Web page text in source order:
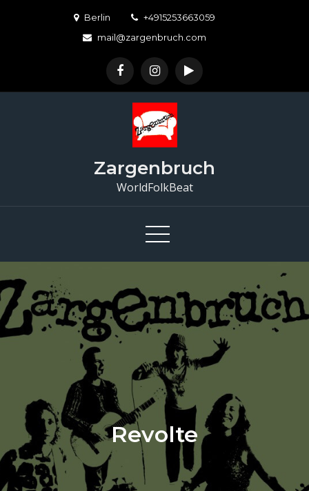
Berlin
+4915253663059
mail@zargenbruch.com
Zargenbruch
WorldFolkBeat
Revolte